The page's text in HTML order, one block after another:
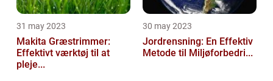
31 may 2023
Makita Græstrimmer:
Effektivt værktøj til at
pleje...
30 may 2023
Jordrensning: En Effektiv
Metode til Miljøforbedri...